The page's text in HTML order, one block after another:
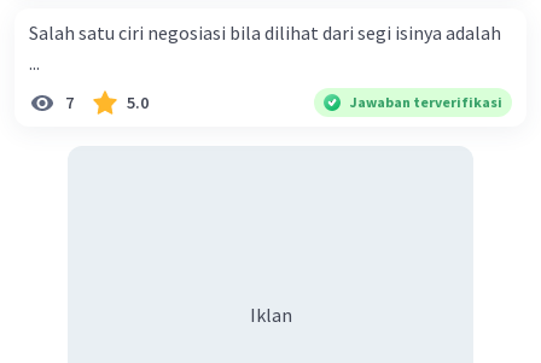
ke dalam umat-Nya yang diberkahi. Amin ya rabbal alamin.
Hadirin sekalian yang berbahagia! Dirasa amat penting
sekali jiwa sosial untuk diterapkan di lingkungan keluarga,
limpahan karuniaNya kita bisa berkumpul di sini. Kalimat
Salah satu ciri negosiasi bila dilihat dari segi isinya adalah
...
7 5.0 Jawaban terverifikasi
Iklan